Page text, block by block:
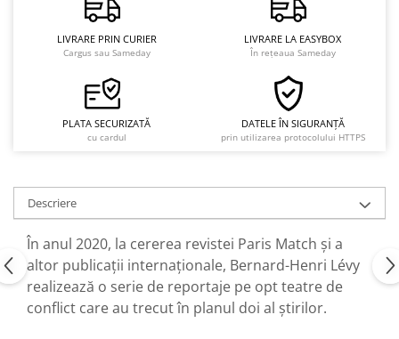
LIVRARE PRIN CURIER
Cargus sau Sameday
LIVRARE LA EASYBOX
În rețeaua Sameday
PLATA SECURIZATĂ
cu cardul
DATELE ÎN SIGURANȚĂ
prin utilizarea protocolului HTTPS
Descriere
În anul 2020, la cererea revistei Paris Match și a
altor publicații internaționale, Bernard-Henri Lévy
realizează o serie de reportaje pe opt teatre de
conflict care au trecut în planul doi al știrilor.